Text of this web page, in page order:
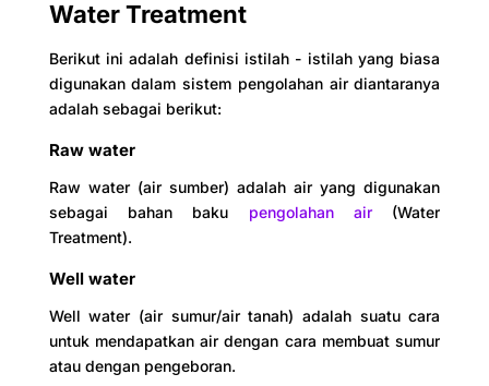
Water Treatment
Berikut ini adalah definisi istilah - istilah yang biasa
digunakan dalam sistem pengolahan air diantaranya
adalah sebagai berikut:
Raw water
Raw water (air sumber) adalah air yang digunakan
sebagai bahan baku pengolahan air(Water
Treatment).
Well water
Well water (air sumur/air tanah) adalah suatu cara
untuk mendapatkan air dengan cara membuat sumur
atau dengan pengeboran.